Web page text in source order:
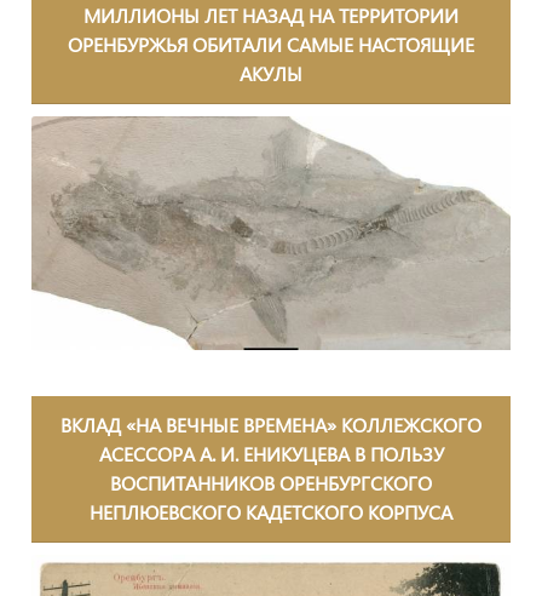
МИЛЛИОНЫ ЛЕТ НАЗАД НА ТЕРРИТОРИИ
ОРЕНБУРЖЬЯ ОБИТАЛИ САМЫЕ НАСТОЯЩИЕ
АКУЛЫ
ВКЛАД «НА ВЕЧНЫЕ ВРЕМЕНА» КОЛЛЕЖСКОГО
АСЕССОРА А. И. ЕНИКУЦЕВА В ПОЛЬЗУ
ВОСПИТАННИКОВ ОРЕНБУРГСКОГО
НЕПЛЮЕВСКОГО КАДЕТСКОГО КОРПУСА